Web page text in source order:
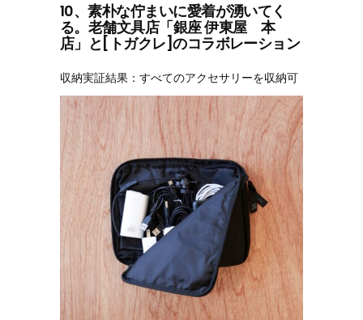
10、素朴な佇まいに愛着が湧いてく
る。老舗文具店「銀座 伊東屋 本
店」と[トガクレ]のコラボレーション
収納実証結果：すべてのアクセサリーを収納可